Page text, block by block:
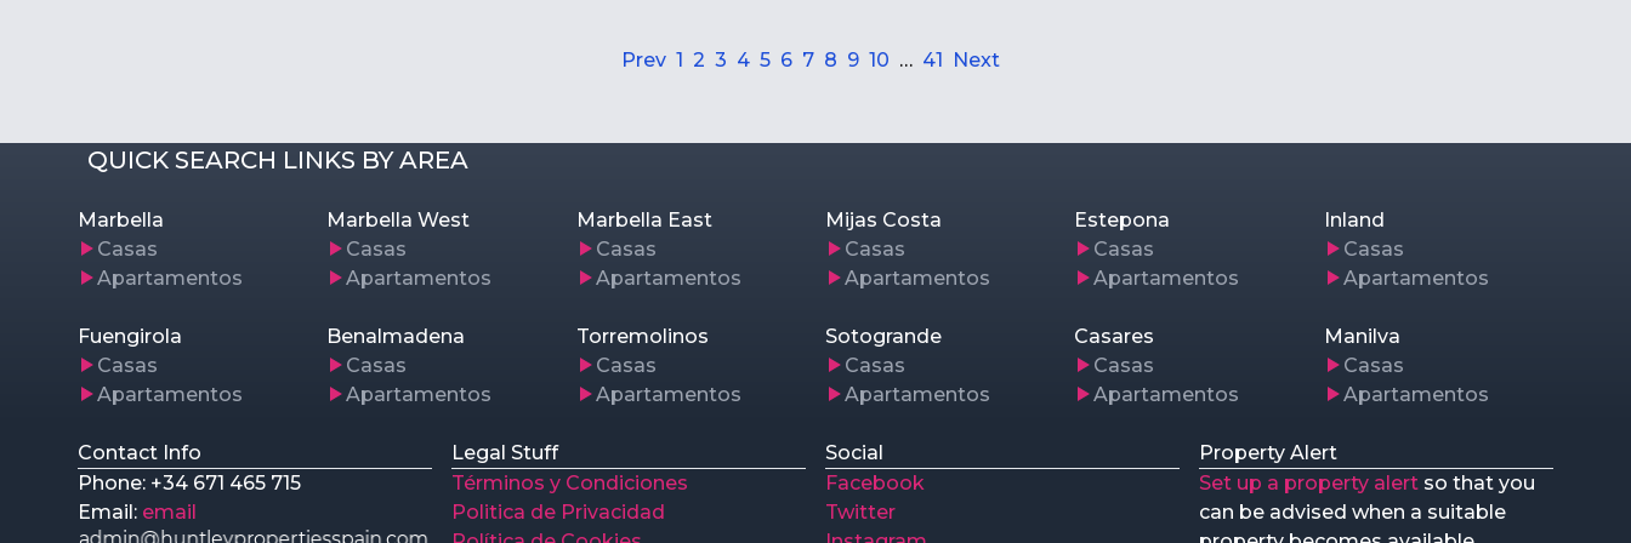
Prev 1 2 3 4 5 6 7 8 9 10 … 41 Next
QUICK SEARCH LINKS BY AREA
Marbella
Casas
Apartamentos
Marbella West
Casas
Apartamentos
Marbella East
Casas
Apartamentos
Mijas Costa
Casas
Apartamentos
Estepona
Casas
Apartamentos
Inland
Casas
Apartamentos
Fuengirola
Casas
Apartamentos
Benalmadena
Casas
Apartamentos
Torremolinos
Casas
Apartamentos
Sotogrande
Casas
Apartamentos
Casares
Casas
Apartamentos
Manilva
Casas
Apartamentos
Contact Info
Phone: +34 671 465 715
Email: email
Legal Stuff
Términos y Condiciones
Politica de Privacidad
Social
Facebook
Twitter
Property Alert
Set up a property alert so that you
can be advised when a suitable